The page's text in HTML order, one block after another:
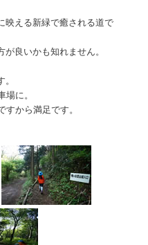
映える新緑で癒される道で
良いかも知れません。
に。
から満足です。